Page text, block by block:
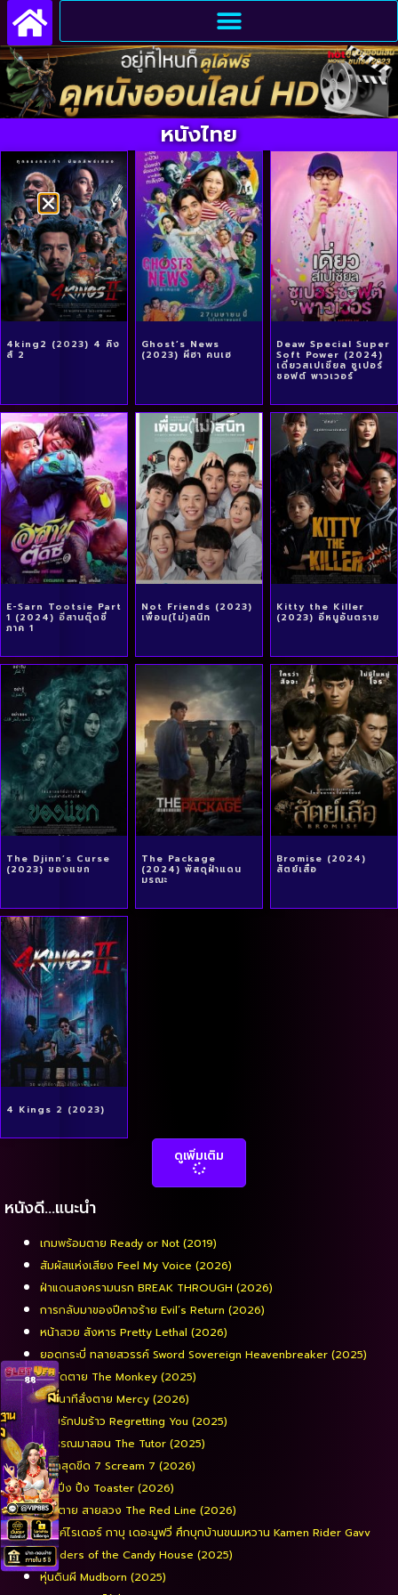
หนังไทย
4king2 (2023) 4 คิง
ส์ 2
Ghost’s News
(2023) ผีฮา คนเฮ
Deaw Special Super
Soft Power (2024)
เดี่ยวสเปเชียล ซูเปอร์
ซอฟต์ พาวเวอร์
E-Sarn Tootsie Part
1 (2024) อีสานตุ๊ดซี่
ภาค 1
Not Friends (2023)
เพื่อน(ไม่)สนิท
Kitty the Killer
(2023) อีหนูอันตราย
The Djinn’s Curse
(2023) ของแขก
The Package
(2024) พัสดุฝ่าแดน
มรณะ
Bromise (2024)
สัตย์เสือ
4 Kings 2 (2023)
ดูเพิ่มเติม
หนังดี…แนะนำ
เกมพร้อมตาย Ready or Not (2019)
สัมผัสแห่งเสียง Feel My Voice (2026)
ฝ่าแดนสงครามนรก BREAK THROUGH (2026)
การกลับมาของปีศาจร้าย Evil’s Return (2026)
หน้าสวย สังหาร Pretty Lethal (2026)
ยอดกระบี่ ทลายสวรรค์ Sword Sovereign Heavenbreaker (2025)
จ๋อจัดตาย The Monkey (2025)
90 นาทีสั่งตาย Mercy (2026)
รอยรักปมร้าว Regretting You (2025)
พี่วรรณมาสอน The Tutor (2025)
หวีดสุดขีด 7 Scream 7 (2026)
ปิง ปิ่ง ปิ้ง Toaster (2026)
เส้นตาย สายลวง The Red Line (2026)
มาสค์ไรเดอร์ กาบุ เดอะมูฟวี่ ศึกบุกบ้านขนมหวาน Kamen Rider Gavv
Invaders of the Candy House (2025)
หุ่นดินผี Mudborn (2025)